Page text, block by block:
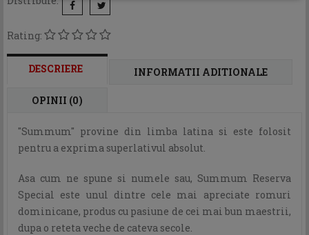
Rating:
DESCRIERE INFORMATII ADITIONALE
OPINII (0)
"Summum" provine din limba latina si este folosit
pentru a exprima superlativul absolut.
Asa cum ne spune si numele sau, Summum Reserva
Special este unul dintre cele mai apreciate romuri
dominicane, produs cu pasiune de cei mai bun maestrii,
dupa o reteta veche de cateva secole.